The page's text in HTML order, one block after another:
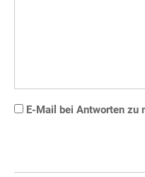
E-Mail bei Antworten zu